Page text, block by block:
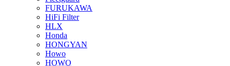
FURUKAWA
HiFi Filter
HLX
Honda
HONGYAN
Howo
HOWO